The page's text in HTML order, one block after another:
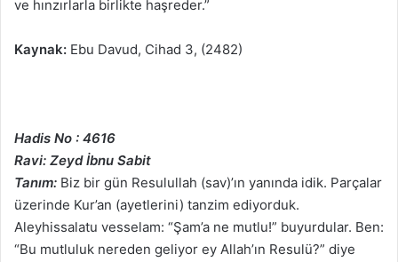
ve hınzırlarla birlikte haşreder.”
Kaynak: Ebu Davud, Cihad 3, (2482)
Hadis No : 4616
Ravi: Zeyd İbnu Sabit
Tanım: Biz bir gün Resulullah (sav)’ın yanında idik. Parçalar
üzerinde Kur’an (ayetlerini) tanzim ediyorduk.
Aleyhissalatu vesselam: “Şam’a ne mutlu!” buyurdular. Ben:
“Bu mutluluk nereden geliyor ey Allah’ın Resulü?” diye